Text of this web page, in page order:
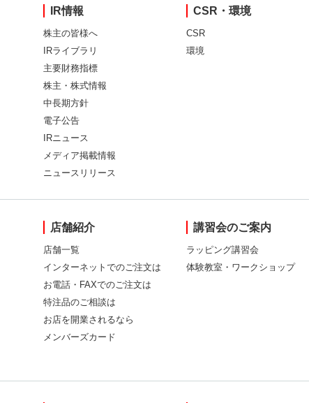
IR情報
株主の皆様へ
IRライブラリ
主要財務指標
株主・株式情報
中長期方針
電子公告
IRニュース
メディア掲載情報
ニュースリリース
CSR・環境
CSR
環境
店舗紹介
店舗一覧
インターネットでのご注文は
お電話・FAXでのご注文は
特注品のご相談は
お店を開業されるなら
メンバーズカード
講習会のご案内
ラッピング講習会
体験教室・ワークショップ